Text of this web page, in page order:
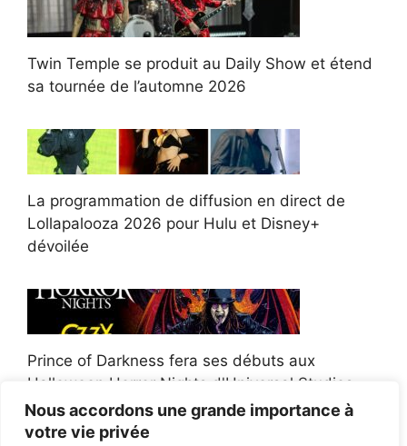
Nous accordons une grande importance à
votre vie privée
Twin Temple se produit au Daily Show et étend
sa tournée de l’automne 2026
La programmation de diffusion en direct de
Lollapalooza 2026 pour Hulu et Disney+
dévoilée
Prince of Darkness fera ses débuts aux
Halloween Horror Nights d'Universal Studios